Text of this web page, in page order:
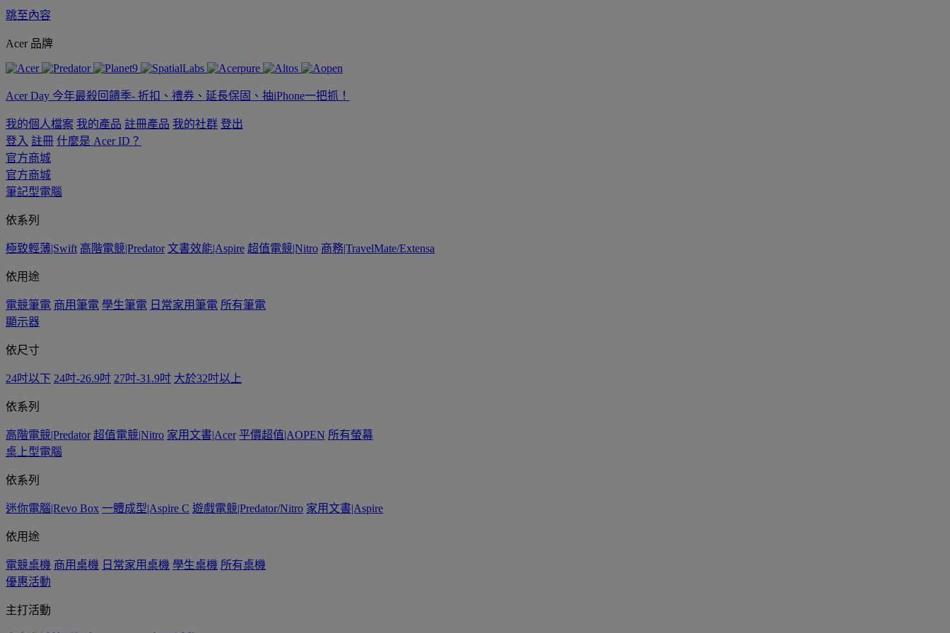
跳至內容
Acer 品牌
Acer Day 今年最殺回饋季- 折扣、禮券、延長保固、抽iPhone一把抓！
我的個人檔案 我的產品 註冊產品 我的社群 登出
登入 註冊 什麼是 Acer ID？
官方商城
官方商城
筆記型電腦
依系列
極致輕薄|Swift 高階電競|Predator 文書效能|Aspire 超值電競|Nitro 商務|TravelMate/Extensa
依用途
電競筆電 商用筆電 學生筆電 日常家用筆電 所有筆電
顯示器
依尺寸
24吋以下 24吋-26.9吋 27吋-31.9吋 大於32吋以上
依系列
高階電競|Predator 超值電競|Nitro 家用文書|Acer 平價超值|AOPEN 所有螢幕
桌上型電腦
依系列
迷你電腦|Revo Box 一體成型|Aspire C 遊戲電競|Predator/Nitro 家用文書|Aspire
依用途
電競桌機 商用桌機 日常家用桌機 學生桌機 所有桌機
優惠活動
主打活動